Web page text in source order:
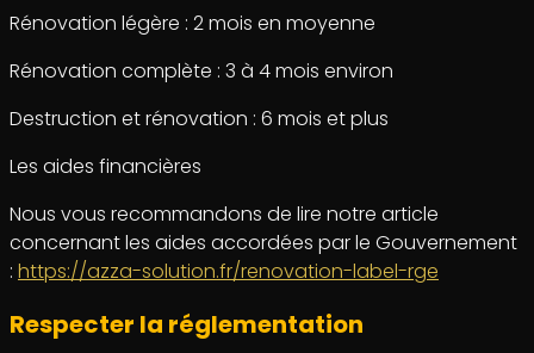
Rénovation légère : 2 mois en moyenne
Rénovation complète : 3 à 4 mois environ
Destruction et rénovation : 6 mois et plus
Les aides financières
Nous vous recommandons de lire notre article
concernant les aides accordées par le Gouvernement
: https://azza-solution.fr/renovation-label-rge
Respecter la réglementation